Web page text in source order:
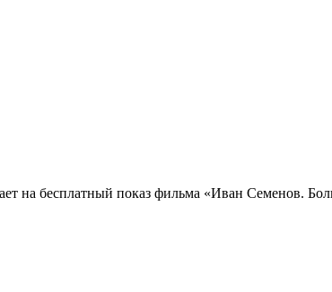
на бесплатный показ фильма «Иван Семенов.